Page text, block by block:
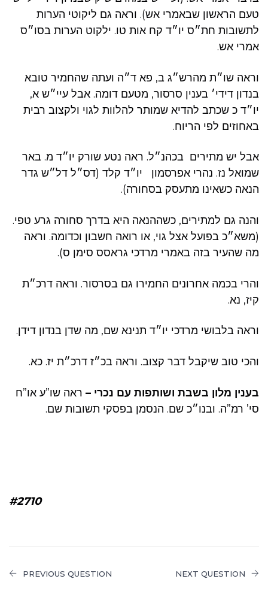
טעם הראשון שבאמרי אש). וראה גם ליקוטי הערות
לתשובות חת״ס יו״ד קח אות טו. ילקוט הערות בסו״ס
אמרי אש.
וראה שו״ת מהרש״ג ב, פא ד״ה ועתה שהחמיר טובא
בנדון דידי׳ בענין סרסור, מטעם דומה. אבל עיי״ש א,
יו״ד כ שכתב להדיא שמותר להלוות לגוי ולקצוב רבית
באחוזים לפי הריוח.
אבל יש מתירים בכהנ״ל. ראה נטע שורק יו״ד מ. באר
שמואל נז. נהרי אפרסמון יו״ד קלד (דס״ל דל״ש גדר
הנאה כשאינו מתעסק בסחורה).
והנה גם למתירים, כשההנאה היא בדרך סחורה גרע טפי.
(משא״כ בפועל אצל גוי, או רואה חשבון וכדומה. וראה
מה שהעיר בזה באמרי מרדכי גראסס סימן ס).
והרי בכמה אחרונים החמירו גם בסרסור. וראה דרכ״ת
קיז, נא.
וראה בלבושי מרדכי יו״ד תנינא שם, מה שדן בנדון דידן.
והכי טוב שיקבל דבר קצוב. וראה בכ״ז דרכ״ת יז. כא.
בענין מלון בשבת ושותפות עם נכרי – ראה שו”ע או”ח
סי’ רמ”ה. ובנו״כ שם. הנסמן בפסקי תשובות שם.
#2710
PREVIOUS QUESTION NEXT QUESTION